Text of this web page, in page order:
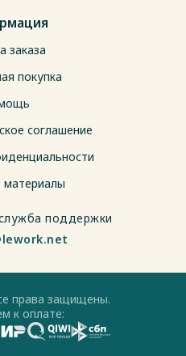
заказа
покупка
соглашение
материалы
поддержки
права защищены.
к оплате: